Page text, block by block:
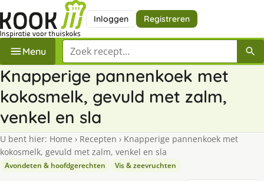
Inloggen Registreren
Menu Zoek een recept
Knapperige pannenkoek met
kokosmelk, gevuld met zalm,
venkel en sla
U bent hier: Home › Recepten › Knapperige pannenkoek met
kokosmelk, gevuld met zalm, venkel en sla
Avondeten & hoofdgerechten Vis & zeevruchten